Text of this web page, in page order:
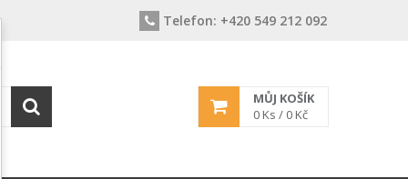
Telefon: +420 549 212 092
MŮJ KOŠÍK
0 Ks / 0 Kč